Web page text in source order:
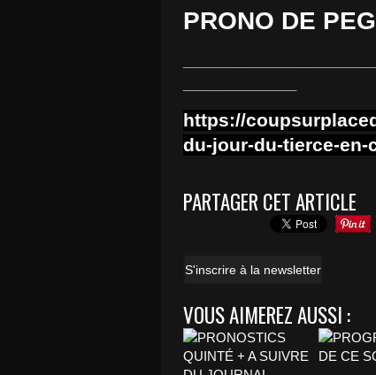
PRONO DE
https://
du-jour-du-tierce-en-
PARTAGER CET ARTICLE
S'inscrire à la newsletter
VOUS AIMEREZ AUSSI :